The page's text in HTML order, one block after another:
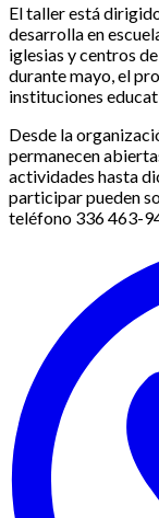
El taller está
desarrolla en
iglesias y centros
durante mayo, el
instituciones
Desde la
permanecen
actividades hasta
participar pueden
teléfono 336 463-